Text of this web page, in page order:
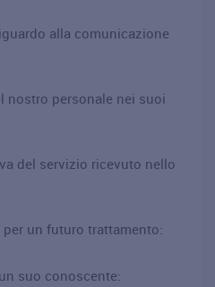
alla comunicazione
nostro personale nei suoi
del servizio ricevuto nello
un futuro trattamento:
suo conoscente: